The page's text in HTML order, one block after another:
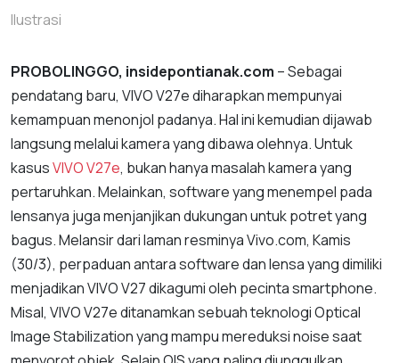
Ilustrasi
PROBOLINGGO, insidepontianak.com – Sebagai
pendatang baru, VIVO V27e diharapkan mempunyai
kemampuan menonjol padanya. Hal ini kemudian dijawab
langsung melalui kamera yang dibawa olehnya. Untuk
kasusVIVO V27e, bukan hanya masalah kamera yang
pertaruhkan. Melainkan, software yang menempel pada
lensanya juga menjanjikan dukungan untuk potret yang
bagus. Melansir dari laman resminya Vivo.com, Kamis
(30/3), perpaduan antara software dan lensa yang dimiliki
menjadikan VIVO V27 dikagumi oleh pecinta smartphone.
Misal, VIVO V27e ditanamkan sebuah teknologi Optical
Image Stabilization yang mampu mereduksi noise saat